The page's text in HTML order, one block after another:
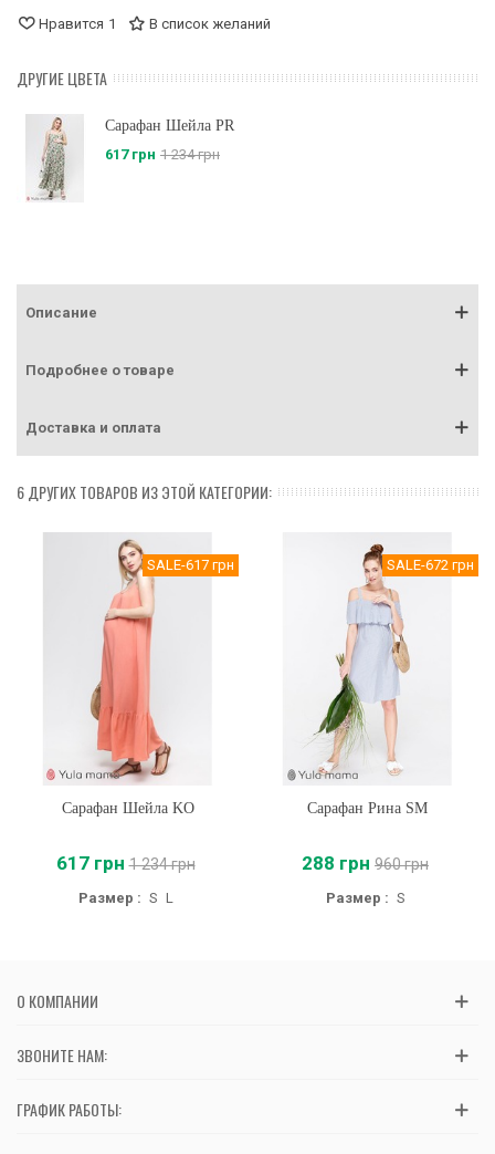
Нравится 1 В список желаний
ДРУГИЕ ЦВЕТА
Сарафан Шейла PR
617 грн 1 234 грн
Описание
Подробнее о товаре
Доставка и оплата
6 ДРУГИХ ТОВАРОВ ИЗ ЭТОЙ КАТЕГОРИИ:
SALE-617 грн
Сарафан Шейла KO
617 грн 1 234 грн
Размер : S L
SALE-672 грн
Сарафан Рина SM
288 грн 960 грн
Размер : S
О КОМПАНИИ
ЗВОНИТЕ НАМ:
ГРАФИК РАБОТЫ: